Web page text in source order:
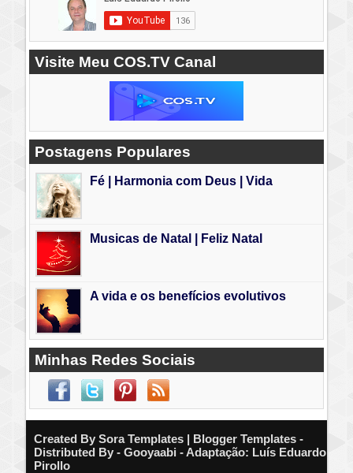
Visite Meu COS.TV Canal
Postagens Populares
Fé | Harmonia com Deus | Vida
Musicas de Natal | Feliz Natal
A vida e os benefícios evolutivos
Minhas Redes Sociais
Created By Sora Templates | Blogger Templates -
Distributed By - Gooyaabi - Adaptação: Luís Eduardo
Pirollo